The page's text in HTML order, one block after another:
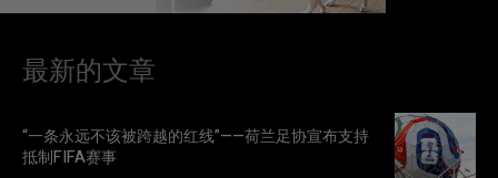
最新的文章
“一条永远不该被跨越的红线”——荷兰足协宣布支持
抵制FIFA赛事